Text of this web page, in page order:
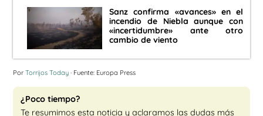
Sanz confirma «avances» en el
incendio de Niebla aunque con
«incertidumbre» ante otro
cambio de viento
Por Torrijos Today · Fuente: Europa Press
¿Poco tiempo?
Te resumimos esta noticia y aclaramos las dudas más